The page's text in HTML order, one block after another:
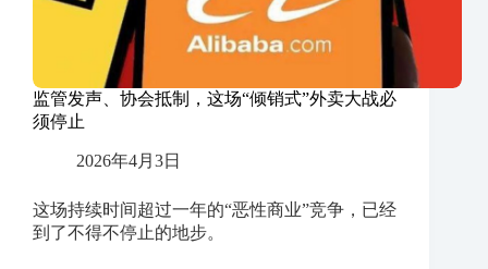
监管发声、协会抵制，这场“倾销式”外卖大战必
须停止
2026年4月3日
这场持续时间超过一年的“恶性商业”竞争，已经
到了不得不停止的地步。